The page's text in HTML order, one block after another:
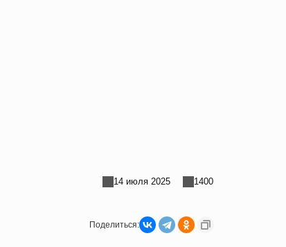
14 июля 2025 1400
Поделиться: